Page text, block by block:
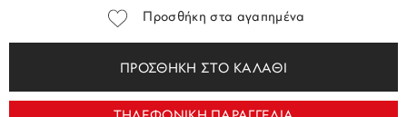
Προσθήκη στα αγαπημένα
ΠΡΟΣΘΗΚΗ ΣΤΟ ΚΑΛΑΘΙ